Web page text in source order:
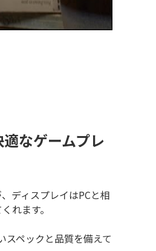
なゲームプレ
ディスプレイはPCと相
れます。
スペックと品質を備えて